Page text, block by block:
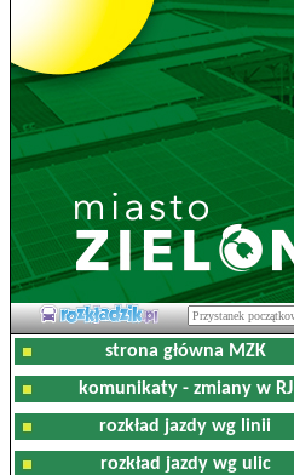
strona główna MZK
komunikaty - zmiany w RJ
rozkład jazdy wg linii
rozkład jazdy wg ulic